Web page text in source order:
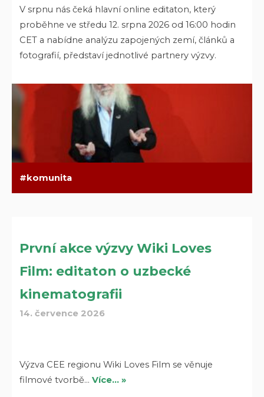
V srpnu nás čeká hlavní online editaton, který
proběhne ve středu 12. srpna 2026 od 16:00 hodin
CET a nabídne analýzu zapojených zemí, článků a
fotografií, představí jednotlivé partnery výzvy.
komunita
První akce výzvy Wiki Loves
Film: editaton o uzbecké
kinematografii
14. července 2026
Výzva CEE regionu Wiki Loves Film se věnuje
filmové tvorbě…Více… »